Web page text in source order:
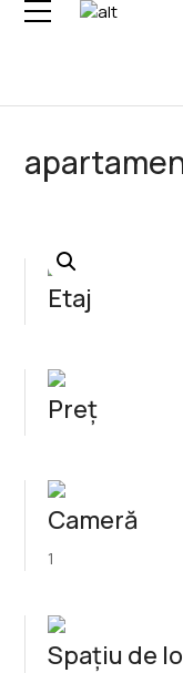
Skip
Etaj
Preț
Cameră
1
Spațiu de